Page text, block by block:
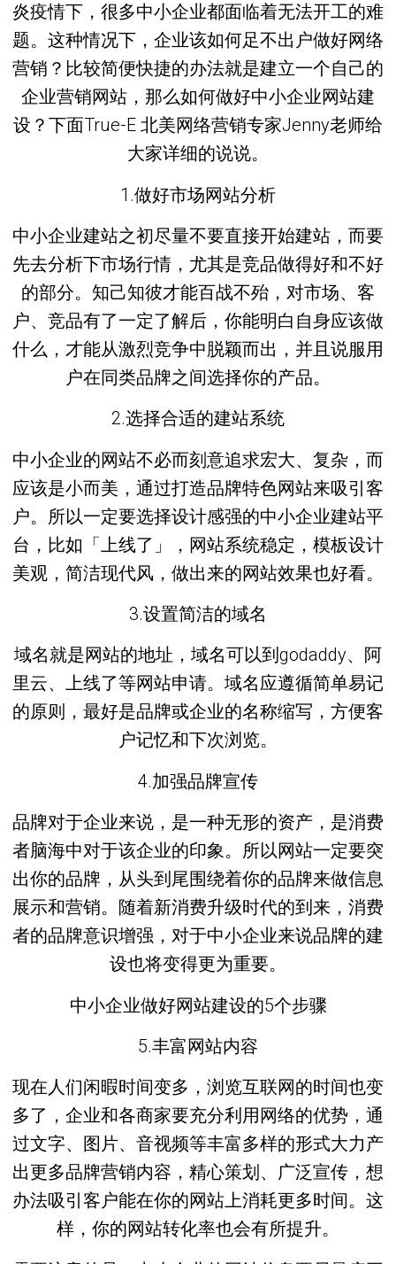
炎疫情下，很多中小企业都面临着无法开工的难
题。这种情况下，企业该如何足不出户做好网络
营销？比较简便快捷的办法就是建立一个自己的
企业营销网站，那么如何做好中小企业网站建
设？下面True-E 北美网络营销专家Jenny老师给
大家详细的说说。
1.做好市场网站分析
中小企业建站之初尽量不要直接开始建站，而要
先去分析下市场行情，尤其是竞品做得好和不好
的部分。知己知彼才能百战不殆，对市场、客
户、竞品有了一定了解后，你能明白自身应该做
什么，才能从激烈竞争中脱颖而出，并且说服用
户在同类品牌之间选择你的产品。
2.选择合适的建站系统
中小企业的网站不必而刻意追求宏大、复杂，而
应该是小而美，通过打造品牌特色网站来吸引客
户。所以一定要选择设计感强的中小企业建站平
台，比如「上线了」，网站系统稳定，模板设计
美观，简洁现代风，做出来的网站效果也好看。
3.设置简洁的域名
域名就是网站的地址，域名可以到godaddy、阿
里云、上线了等网站申请。域名应遵循简单易记
的原则，最好是品牌或企业的名称缩写，方便客
户记忆和下次浏览。
4.加强品牌宣传
品牌对于企业来说，是一种无形的资产，是消费
者脑海中对于该企业的印象。所以网站一定要突
出你的品牌，从头到尾围绕着你的品牌来做信息
展示和营销。随着新消费升级时代的到来，消费
者的品牌意识增强，对于中小企业来说品牌的建
设也将变得更为重要。
中小企业做好网站建设的5个步骤
5.丰富网站内容
现在人们闲暇时间变多，浏览互联网的时间也变
多了，企业和各商家要充分利用网络的优势，通
过文字、图片、音视频等丰富多样的形式大力产
出更多品牌营销内容，精心策划、广泛宣传，想
办法吸引客户能在你的网站上消耗更多时间。这
样，你的网站转化率也会有所提升。